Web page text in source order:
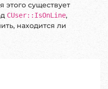
этого существует
CUser::IsOnLine,
находится ли